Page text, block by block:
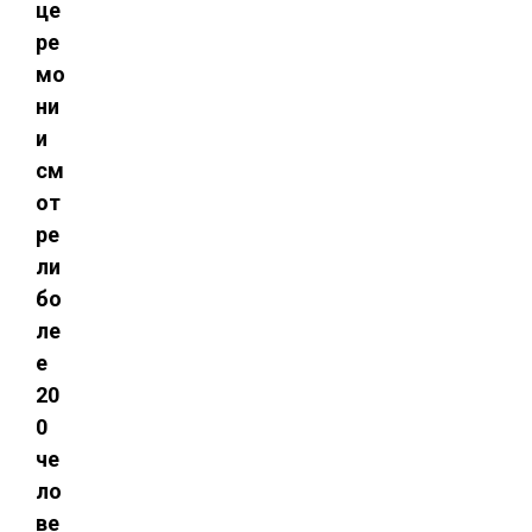
це
ре
мо
ни
и
см
от
ре
ли
бо
ле
е
20
0
че
ло
ве